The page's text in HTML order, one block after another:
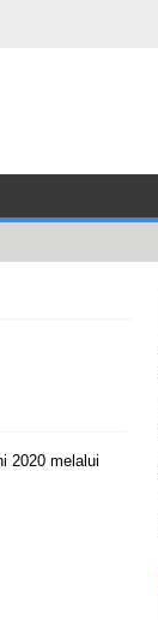
2020 melalui